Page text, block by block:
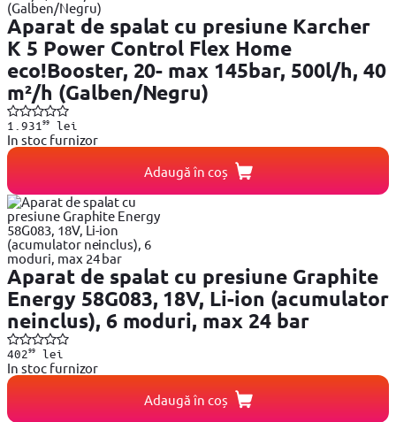
Aparat de spalat cu presiune Karcher
K 5 Power Control Flex Home
eco!Booster, 20- max 145bar, 500l/h, 40
m²/h (Galben/Negru)
1.931 99lei
In stoc furnizor
Adaugă în coș
Aparat de spalat cu presiune Graphite
Energy 58G083, 18V, Li-ion (acumulator
neinclus), 6 moduri, max 24 bar
40299lei
In stoc furnizor
Adaugă în coș